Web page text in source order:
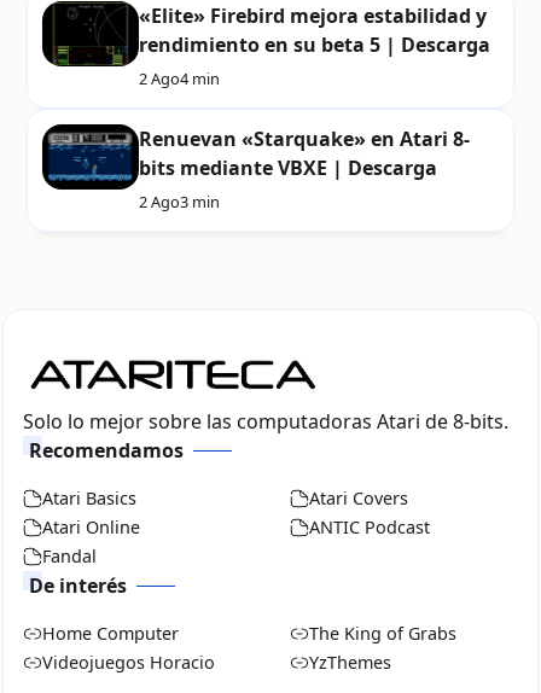
«Elite» Firebird mejora estabilidad y
rendimiento en su beta 5 | Descarga
2 Ago4 min
Renuevan «Starquake» en Atari 8-
bits mediante VBXE | Descarga
2 Ago3 min
Solo lo mejor sobre las computadoras Atari de 8-bits.
Recomendamos
Atari Basics
Atari Covers
Atari Online
ANTIC Podcast
Fandal
De interés
Home Computer
The King of Grabs
Videojuegos Horacio
YzThemes